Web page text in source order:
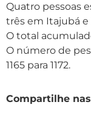
Quatro pessoas
três em Itajubá e
O total
O número de
1165 para 1172.
Compartilhe